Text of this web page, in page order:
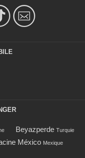
Beyazperde Turquie
México Mexique